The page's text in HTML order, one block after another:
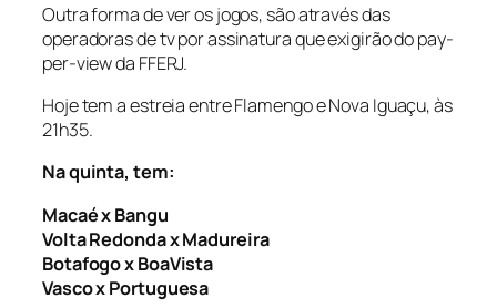
Outra forma de ver os jogos, são através das
operadoras de tv por assinatura que exigirão do pay-
per-view da FFERJ.
Hoje tem a estreia entre Flamengo e Nova Iguaçu, às
21h35.
Na quinta, tem:
Macaé x Bangu
Volta Redonda x Madureira
Botafogo x BoaVista
Vasco x Portuguesa